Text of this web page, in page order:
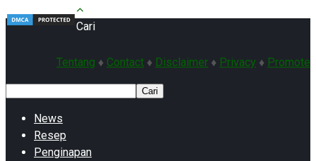
Tentang ♦ Contact ♦ Disclaimer ♦ Privacy ♦ Promote
Cari
Cari
News
Resep
Penginapan